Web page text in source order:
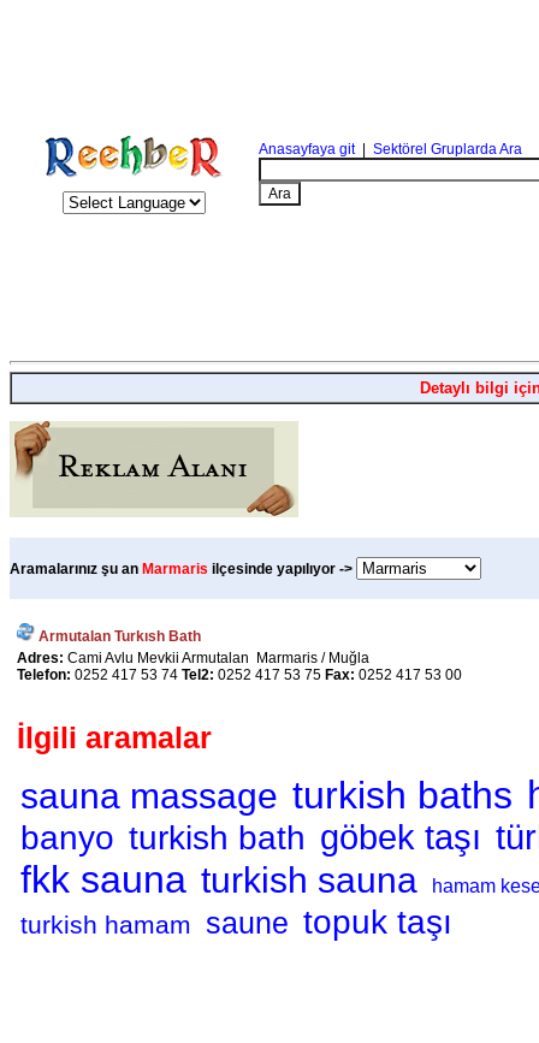
Anasayfaya git| Sektörel Gruplarda Ara
Detaylı bilgi
Aramalarınız şu an Marmaris ilçesinde yapılıyor ->
Armutalan Turkısh Bath
Adres: Cami Avlu Mevkii Armutalan Marmaris / Muğla
Telefon: 0252 417 53 74 Tel2: 0252 417 53 75 Fax: 0252 417 53 00
İlgili aramalar
sauna massage turkish baths
banyo turkish bath göbek taşı
fkk sauna turkish sauna hamam
turkish hamam saune topuk taşı